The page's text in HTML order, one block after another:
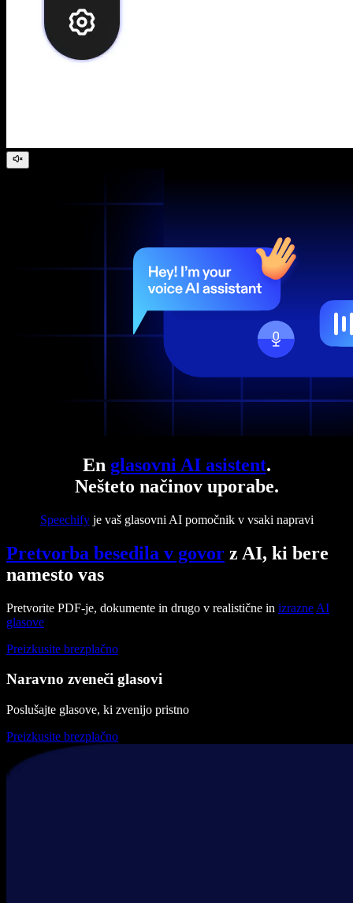
En glasovni AI asistent.
Nešteto načinov uporabe.
Speechifyje vaš glasovni AI pomočnik v vsaki napravi
Pretvorba besedila v govor z AI, ki bere
namesto vas
Pretvorite PDF-je, dokumente in drugo v realistične in izrazne AI
glasove
Preizkusite brezplačno
Naravno zveneči glasovi
Poslušajte glasove, ki zvenijo pristno
Preizkusite brezplačno